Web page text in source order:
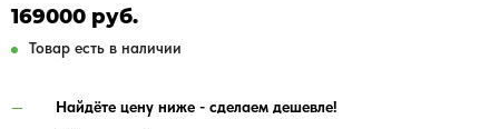
169000 руб.
Товар есть в наличии
Найдёте цену ниже - сделаем дешевле!